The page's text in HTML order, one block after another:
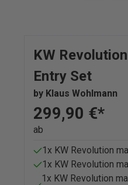
KW
Entry Set
by Klaus Wohlmann
299,90 €*
ab
1x KW Revolution
1x KW Revolution
1x KW Revolution